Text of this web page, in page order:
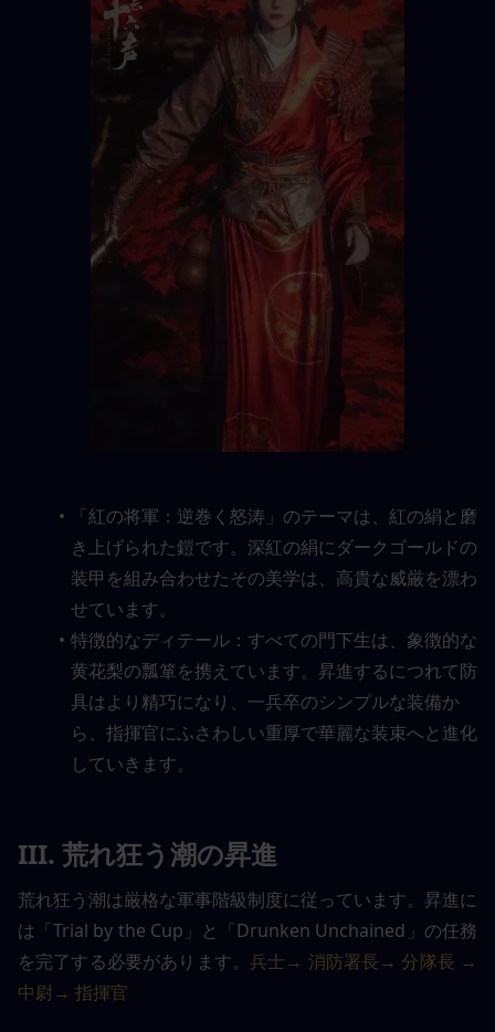
「紅の将軍：逆巻く怒涛」のテーマは、紅の絹と磨
き上げられた鎧です。深紅の絹にダークゴールドの
装甲を組み合わせたその美学は、高貴な威厳を漂わ
せています。
特徴的なディテール：すべての門下生は、象徴的な
黄花梨の瓢箪を携えています。昇進するにつれて防
具はより精巧になり、一兵卒のシンプルな装備か
ら、指揮官にふさわしい重厚で華麗な装束へと進化
していきます。
III. 荒れ狂う潮の昇進
荒れ狂う潮は厳格な軍事階級制度に従っています。昇進に
は「Trial by the Cup」と「Drunken Unchained」の任務
を完了する必要があります。兵士→ 消防署長→ 分隊長 →
中尉→ 指揮官